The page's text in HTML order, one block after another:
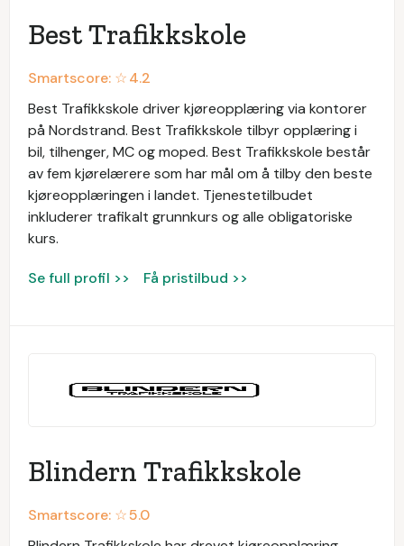
Best Trafikkskole
Smartscore: ☆4.2
Best Trafikkskole driver kjøreopplæring via kontorer
på Nordstrand. Best Trafikkskole tilbyr opplæring i
bil, tilhenger, MC og moped. Best Trafikkskole består
av fem kjørelærere som har mål om å tilby den beste
kjøreopplæringen i landet. Tjenestetilbudet
inkluderer trafikalt grunnkurs og alle obligatoriske
kurs.
Se full profil >> Få pristilbud >>
Blindern Trafikkskole
Smartscore: ☆5.0